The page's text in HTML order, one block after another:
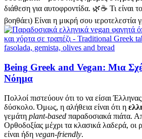
διάθεση για αυτοφροντίδα. 🌿☕ Τι είναι
βοηθάει) Είναι η μικρή σου ιεροτελεστία
Being Greek and Vegan: Μια
Νόημα
Πολλοί πιστεύουν ότι το να είσαι Έλληνας
δύσκολο. Όμως, η αλήθεια είναι ότι η
γεμάτη plant-based παραδοσιακά πιάτα.
Ορθοδοξίας μέχρι τα κλασικά λαδερά, οι
είναι ήδη vegan-friendly.